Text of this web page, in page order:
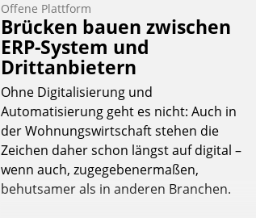
Offene Plattform
Brücken bauen zwischen
ERP-System und
Drittanbietern
Ohne Digitalisierung und
Automatisierung geht es nicht: Auch in
der Wohnungswirtschaft stehen die
Zeichen daher schon längst auf digital –
wenn auch, zugegebenermaßen,
behutsamer als in anderen Branchen.